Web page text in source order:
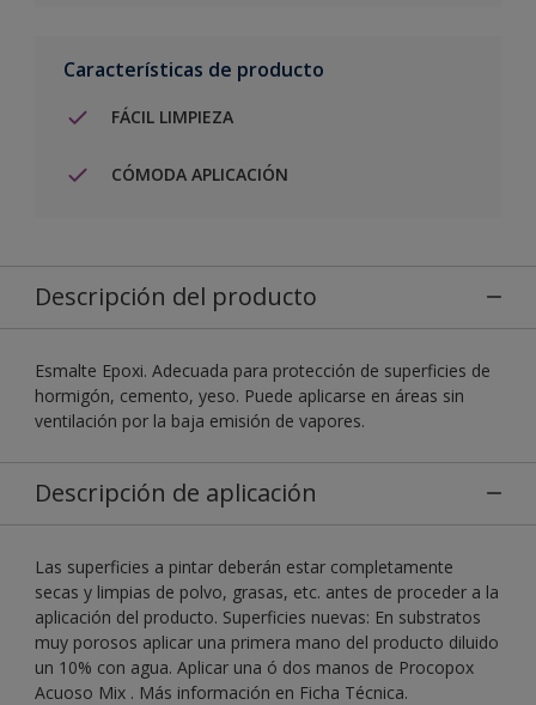
Características de producto
FÁCIL LIMPIEZA
CÓMODA APLICACIÓN
Descripción del producto
Esmalte Epoxi. Adecuada para protección de superficies de
hormigón, cemento, yeso. Puede aplicarse en áreas sin
ventilación por la baja emisión de vapores.
Descripción de aplicación
Las superficies a pintar deberán estar completamente
secas y limpias de polvo, grasas, etc. antes de proceder a la
aplicación del producto. Superficies nuevas: En substratos
muy porosos aplicar una primera mano del producto diluido
un 10% con agua. Aplicar una ó dos manos de Procopox
Acuoso Mix . Más información en Ficha Técnica.